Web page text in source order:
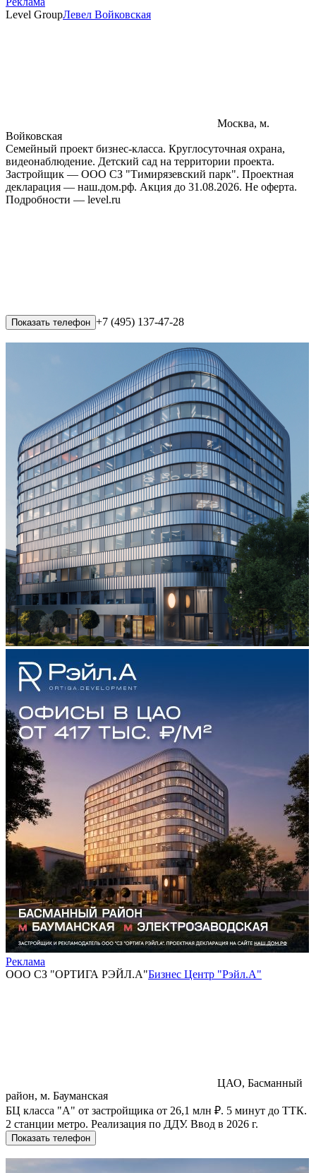
Level GroupЛевел Войковская
Москва, м.
Войковская
Семейный проект бизнес-класса. Круглосуточная охрана,
видеонаблюдение. Детский сад на территории проекта.
Застройщик — ООО СЗ "Тимирязевский парк". Проектная
декларация — наш.дом.рф. Акция до 31.08.2026. Не оферта.
Подробности — level.ru
Показать телефон +7 (495) 137-47-28
Реклама
ООО СЗ "ОРТИГА РЭЙЛ.А"Бизнес Центр "Рэйл.А"
ЦАО, Басманный
район, м. Бауманская
БЦ класса "А" от застройщика от 26,1 млн ₽. 5 минут до ТТК.
2 станции метро. Реализация по ДДУ. Ввод в 2026 г.
Показать телефон